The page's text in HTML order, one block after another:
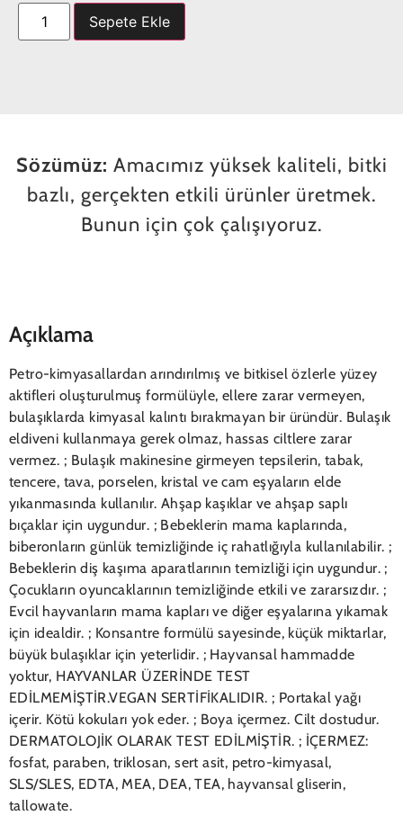
Sepete Ekle
Sözümüz: Amacımız yüksek kaliteli, bitki
bazlı, gerçekten etkili ürünler üretmek.
Bunun için çok çalışıyoruz.
Açıklama
Petro-kimyasallardan arındırılmış ve bitkisel özlerle yüzey
aktifleri oluşturulmuş formülüyle, ellere zarar vermeyen,
bulaşıklarda kimyasal kalıntı bırakmayan bir üründür. Bulaşık
eldiveni kullanmaya gerek olmaz, hassas ciltlere zarar
vermez. ; Bulaşık makinesine girmeyen tepsilerin, tabak,
tencere, tava, porselen, kristal ve cam eşyaların elde
yıkanmasında kullanılır. Ahşap kaşıklar ve ahşap saplı
bıçaklar için uygundur. ; Bebeklerin mama kaplarında,
biberonların günlük temizliğinde iç rahatlığıyla kullanılabilir. ;
Bebeklerin diş kaşıma aparatlarının temizliği için uygundur. ;
Çocukların oyuncaklarının temizliğinde etkili ve zararsızdır. ;
Evcil hayvanların mama kapları ve diğer eşyalarına yıkamak
için idealdir. ; Konsantre formülü sayesinde, küçük miktarlar,
büyük bulaşıklar için yeterlidir. ; Hayvansal hammadde
yoktur, HAYVANLAR ÜZERİNDE TEST
EDİLMEMİŞTİR.VEGAN SERTİFİKALIDIR. ; Portakal yağı
içerir. Kötü kokuları yok eder. ; Boya içermez. Cilt dostudur.
DERMATOLOJİK OLARAK TEST EDİLMİŞTİR. ; İÇERMEZ:
fosfat, paraben, triklosan, sert asit, petro-kimyasal,
SLS/SLES, EDTA, MEA, DEA, TEA, hayvansal gliserin,
tallowate.